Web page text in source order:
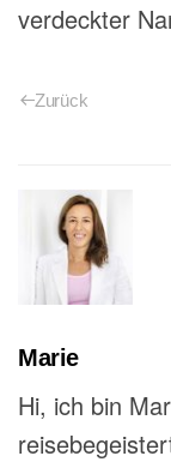
verdeckter
Zurück
Marie
Hi, ich bin